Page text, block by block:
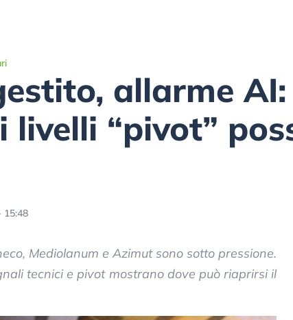
allarme
livelli “pivot”
15:48
Mediolanum e Azimut sono sotto pressione.
tecnici e pivot mostrano dove può riaprirsi il